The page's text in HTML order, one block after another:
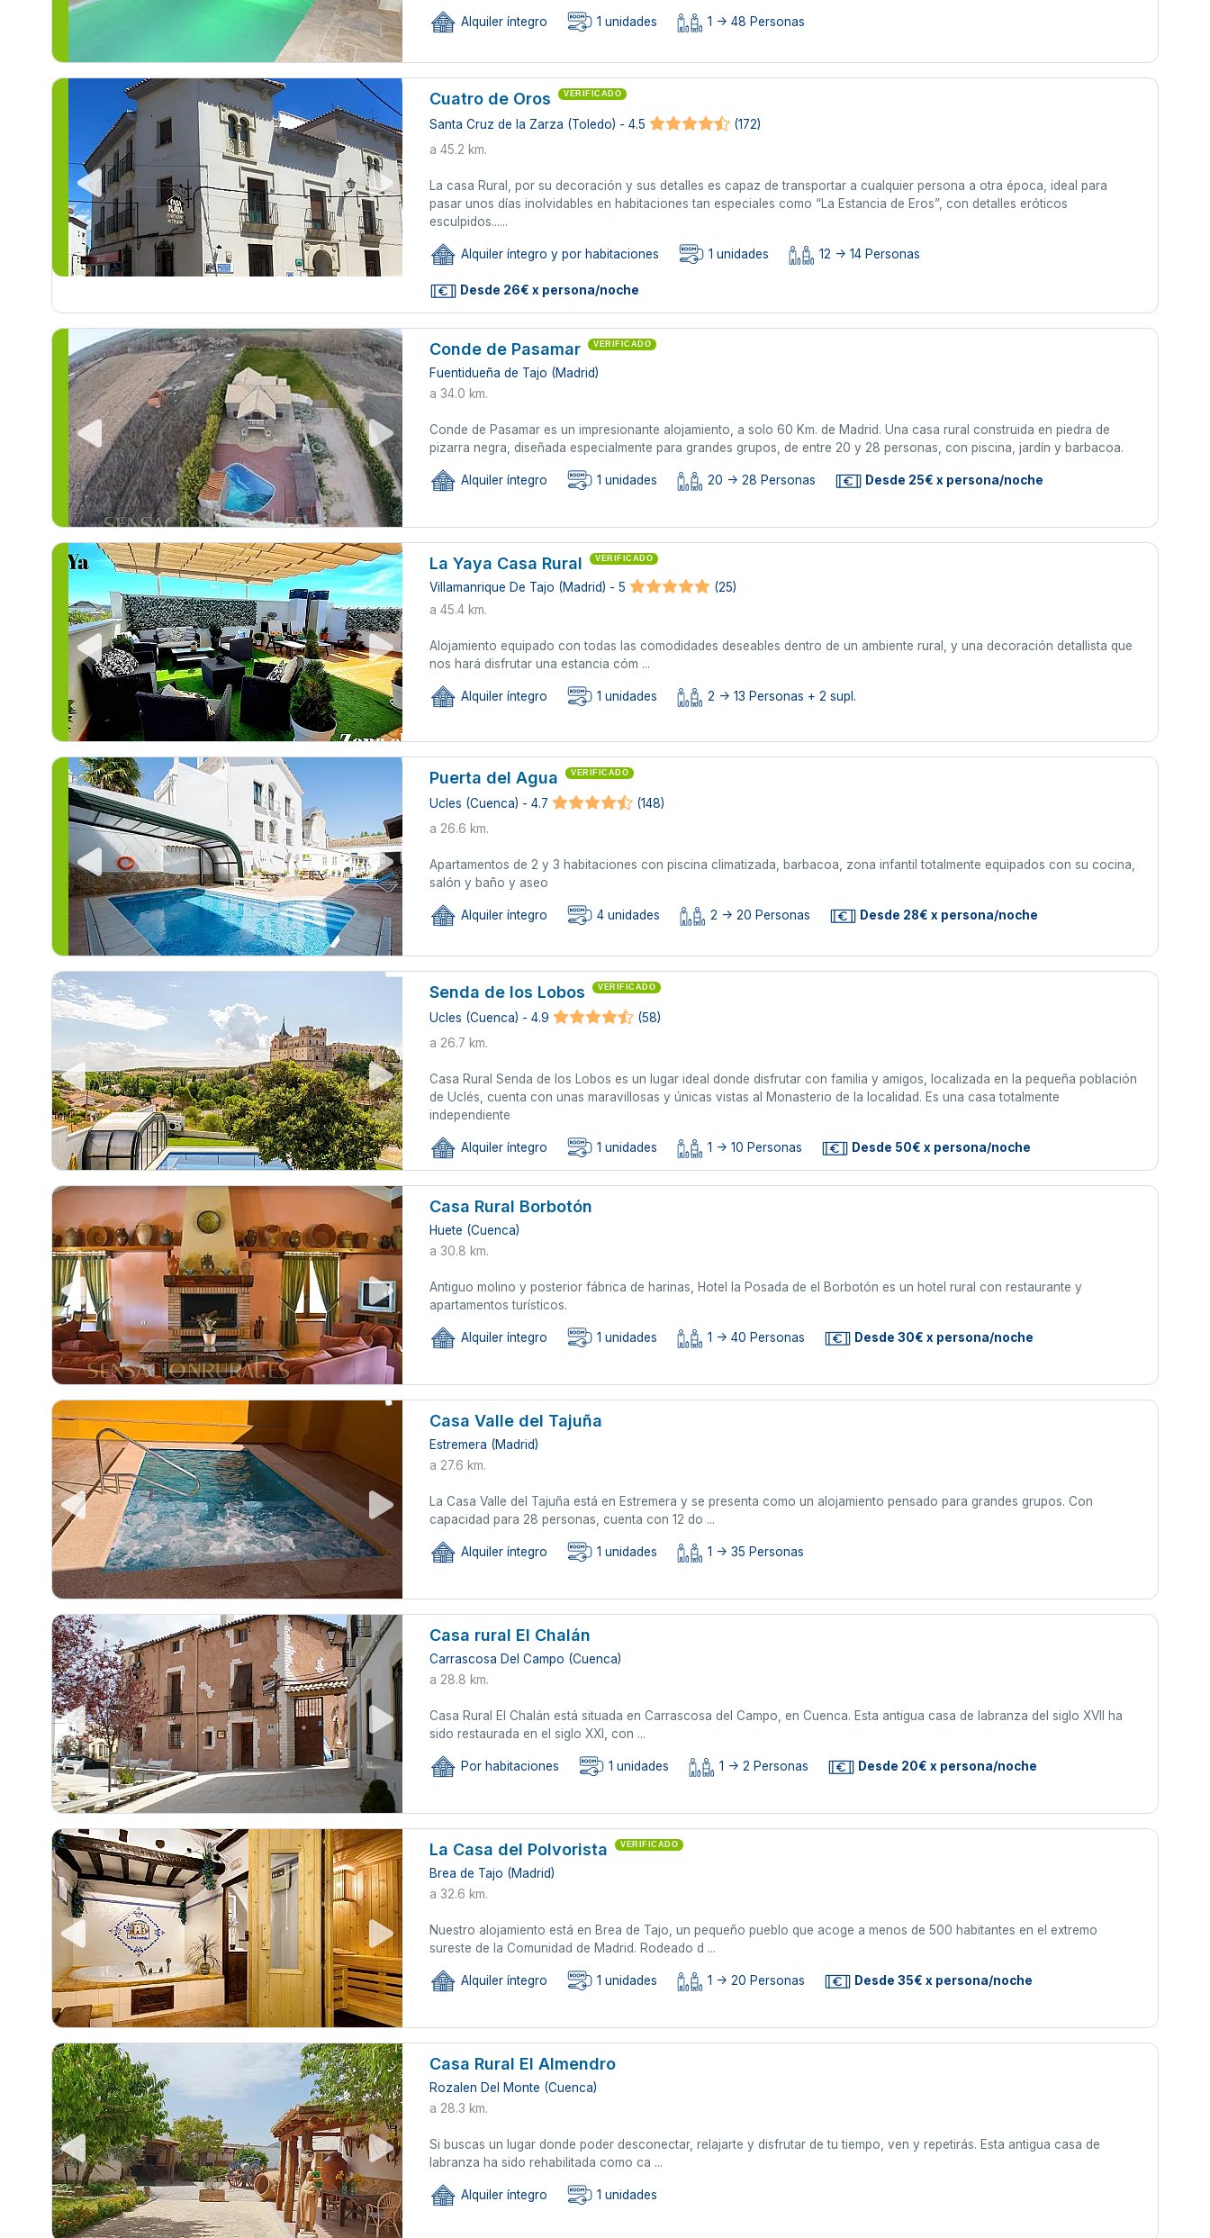
Alquiler íntegro 1 unidades 1 -> 48 Personas
Cuatro de Oros VERIFICADO
Santa Cruz de la Zarza (Toledo) - 4.5
(172)
a 45.2 km.
La casa Rural, por su decoración y sus detalles es capaz de transportar a cualquier persona a otra época, ideal para
pasar unos días inolvidables en habitaciones tan especiales como “La Estancia de Eros”, con detalles eróticos
esculpidos......
Alquiler íntegro y por habitaciones 1 unidades 12 -> 14 Personas
Desde 26€ x persona/noche
Conde de Pasamar VERIFICADO
Fuentidueña de Tajo (Madrid)
a 34.0 km.
Conde de Pasamar es un impresionante alojamiento, a solo 60 Km. de Madrid. Una casa rural construida en piedra de
pizarra negra, diseñada especialmente para grandes grupos, de entre 20 y 28 personas, con piscina, jardín y barbacoa.
Alquiler íntegro 1 unidades 20 -> 28 Personas Desde 25€ x persona/noche
La Yaya Casa Rural VERIFICADO
Villamanrique De Tajo (Madrid) - 5
(25)
a 45.4 km.
Alojamiento equipado con todas las comodidades deseables dentro de un ambiente rural, y una decoración detallista que
nos hará disfrutar una estancia cóm ...
Alquiler íntegro 1 unidades 2 -> 13 Personas + 2 supl.
Puerta del Agua VERIFICADO
Ucles (Cuenca) - 4.7
(148)
a 26.6 km.
Apartamentos de 2 y 3 habitaciones con piscina climatizada, barbacoa, zona infantil totalmente equipados con su cocina,
salón y baño y aseo
Alquiler íntegro 4 unidades 2 -> 20 Personas Desde 28€ x persona/noche
Senda de los Lobos VERIFICADO
Ucles (Cuenca) - 4.9
(58)
a 26.7 km.
Casa Rural Senda de los Lobos es un lugar ideal donde disfrutar con familia y amigos, localizada en la pequeña población
de Uclés, cuenta con unas maravillosas y únicas vistas al Monasterio de la localidad. Es una casa totalmente
independiente
Alquiler íntegro 1 unidades 1 -> 10 Personas Desde 50€ x persona/noche
Casa Rural Borbotón
Huete (Cuenca)
a 30.8 km.
Antiguo molino y posterior fábrica de harinas, Hotel la Posada de el Borbotón es un hotel rural con restaurante y
apartamentos turísticos.
Alquiler íntegro 1 unidades 1 -> 40 Personas Desde 30€ x persona/noche
Casa Valle del Tajuña
Estremera (Madrid)
a 27.6 km.
La Casa Valle del Tajuña está en Estremera y se presenta como un alojamiento pensado para grandes grupos. Con
capacidad para 28 personas, cuenta con 12 do ...
Alquiler íntegro 1 unidades 1 -> 35 Personas
Casa rural El Chalán
Carrascosa Del Campo (Cuenca)
a 28.8 km.
Casa Rural El Chalán está situada en Carrascosa del Campo, en Cuenca. Esta antigua casa de labranza del siglo XVII ha
sido restaurada en el siglo XXI, con ...
Por habitaciones 1 unidades 1 -> 2 Personas Desde 20€ x persona/noche
La Casa del Polvorista VERIFICADO
Brea de Tajo (Madrid)
a 32.6 km.
Nuestro alojamiento está en Brea de Tajo, un pequeño pueblo que acoge a menos de 500 habitantes en el extremo
sureste de la Comunidad de Madrid. Rodeado d ...
Alquiler íntegro 1 unidades 1 -> 20 Personas Desde 35€ x persona/noche
Casa Rural El Almendro
Rozalen Del Monte (Cuenca)
a 28.3 km.
Si buscas un lugar donde poder desconectar, relajarte y disfrutar de tu tiempo, ven y repetirás. Esta antigua casa de
labranza ha sido rehabilitada como ca ...
Alquiler íntegro 1 unidades